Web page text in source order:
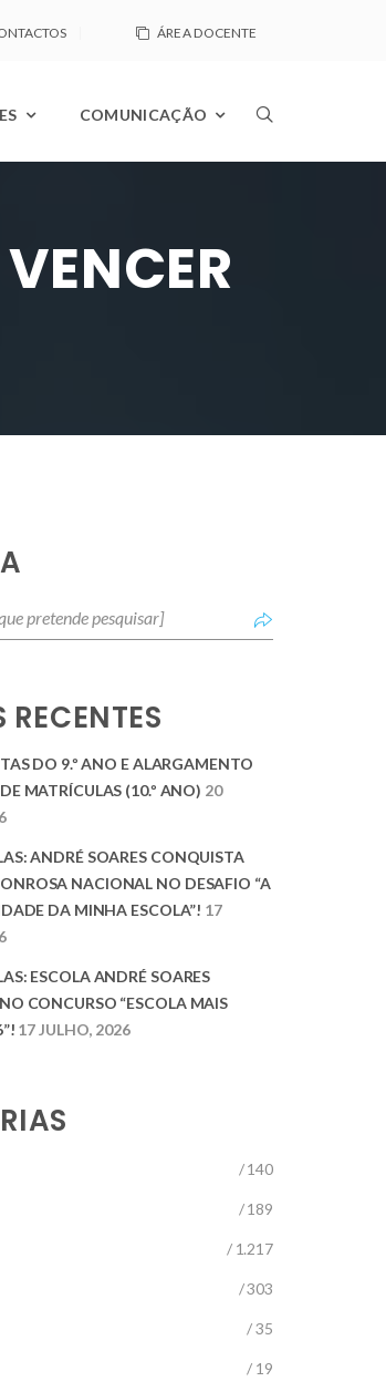
ÁREA DOCENTE
COMUNICAÇÃO
DO 9.º ANO E ALARGAMENTO
MATRÍCULAS (10.º ANO) 20
ANDRÉ SOARES CONQUISTA
NACIONAL NO DESAFIO “A
DA MINHA ESCOLA”! 17
ESCOLA ANDRÉ SOARES
CONCURSO “ESCOLA MAIS
17 JULHO, 2026
/ 140
/ 189
/ 1.217
/ 303
/ 35
/ 19